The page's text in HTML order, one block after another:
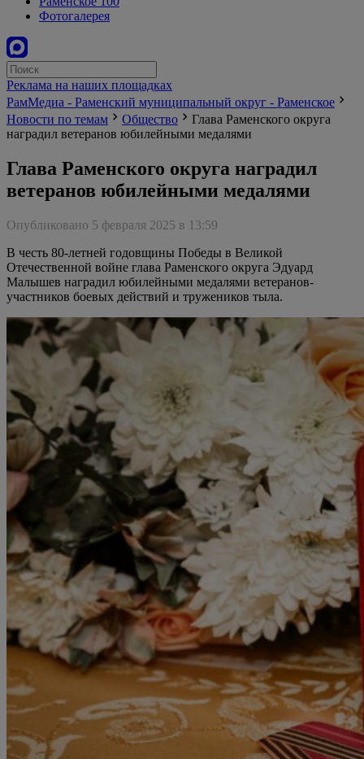
Фотогалерея
Реклама на наших площадках
РамМедиа - Раменский муниципальный округ - Раменское
Новости по темам
Общество
Глава Раменского округа
наградил ветеранов юбилейными медалями
Глава Раменского округа наградил
ветеранов юбилейными медалями
Опубликовано 5 февраля 2025 в 13:59
В честь 80-летней годовщины Победы в Великой
Отечественной войне глава Раменского округа Эдуард
Малышев наградил юбилейными медалями ветеранов-
участников боевых действий и тружеников тыла.